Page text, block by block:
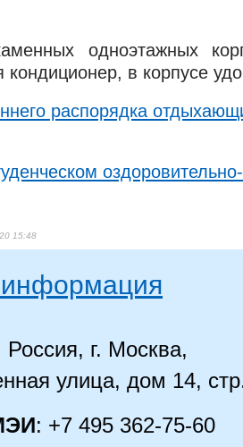
одноэтажных
кондиционер, в корпусе
распорядка
15:48
информация
Россия, г. Москва,
улица, дом 14,
: +7 495 362-75-60